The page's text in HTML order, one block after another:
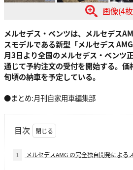
画像(4
メルセデス・ベンツは、メルセデス
スモデルである新型「メルセデス
月3日より全国のメルセデス・ベンツ
通じて予約注文の受付を開始する。
旬頃の納車を予定している。
●まとめ:月刊自家用車編集部
目次
1 メルセデスAMG の完全独自開発による